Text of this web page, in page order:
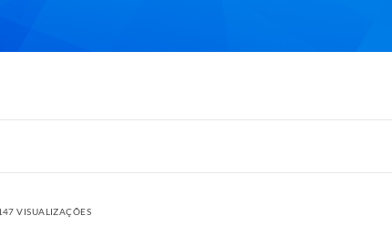
VISUALIZAÇÕES